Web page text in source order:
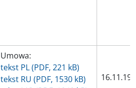
Umowa:
tekst PL (PDF, 221 kB)
tekst RU (PDF, 1530 kB)